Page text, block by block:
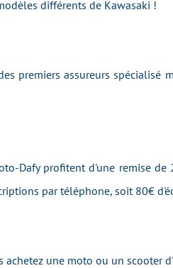
différents de Kawasaki !
premiers assureurs
Dafy profitent d'une remise
par téléphone, soit 80€
achetez une moto ou un scooter